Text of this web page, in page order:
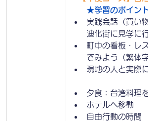
★学習のポイント：
実践会話（買い物
迪化街に見学に行き
町中の看板・レス
でみよう（繁体字の
現地の人と実際に会
夕食：台湾料理を楽
ホテルへ移動
自由行動の時間